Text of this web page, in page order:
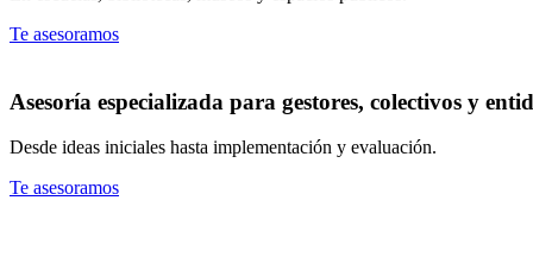
Te asesoramos
Asesoría especializada para gestores, colectivos y
Desde ideas iniciales hasta implementación y evaluación.
Te asesoramos